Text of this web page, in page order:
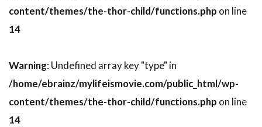
ジョン・モリス
ジョン・ラセター
ジョン・リンドリー
ジョン・リー・ハンコック
ジョン・リー・フッカー
ジョン・ルフーア
content/themes/the-thor-child/functions.php on line
14
Warning: Undefined array key "type" in
/home/ebrainz/mylifeismovie.com/public_html/wp-
content/themes/the-thor-child/functions.php on line
14